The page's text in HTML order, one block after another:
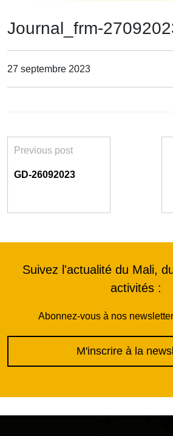
Journal_frm-
27 septembre 2023
Previous post
GD-26092023
Suivez l'actualité du Mali,
activités :
Abonnez-vous à nos
M'inscrire à la